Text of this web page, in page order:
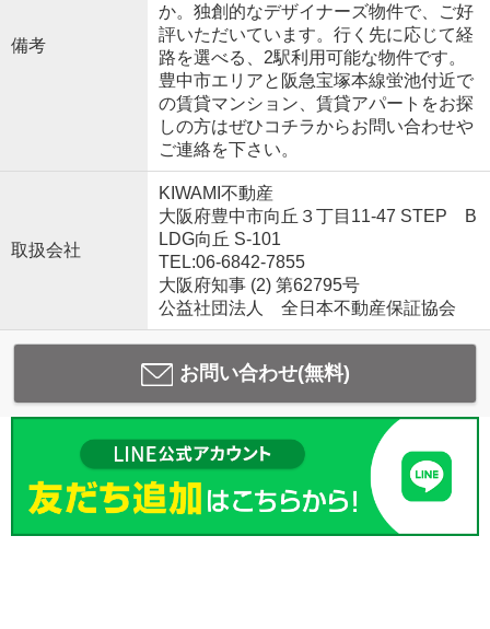
備考
か。独創的なデザイナーズ物件で、ご好
評いただいています。行く先に応じて経
路を選べる、2駅利用可能な物件です。
豊中市エリアと阪急宝塚本線蛍池付近で
の賃貸マンション、賃貸アパートをお探
しの方はぜひコチラからお問い合わせや
ご連絡を下さい。
取扱会社
KIWAMI不動産
大阪府豊中市向丘３丁目11-47 STEP B
LDG向丘 S-101
TEL:06-6842-7855
大阪府知事 (2) 第62795号
公益社団法人 全日本不動産保証協会
お問い合わせ(無料)